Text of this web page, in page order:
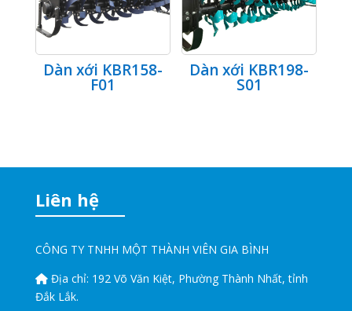
Dàn xới KBR158-
F01
Dàn xới KBR198-
S01
Liên hệ
CÔNG TY TNHH MỘT THÀNH VIÊN GIA BÌNH
Địa chỉ: 192 Võ Văn Kiệt, Phường Thành Nhất, tỉnh
Đắk Lắk.